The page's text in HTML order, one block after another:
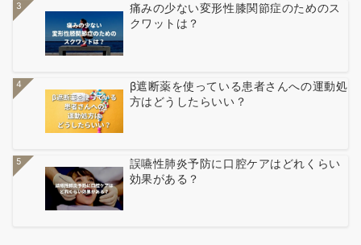
3
痛みの少ない変形性膝関節症のためのス
クワットは？
4
β遮断薬を使っている患者さんへの運動処
方はどうしたらいい？
5
誤嚥性肺炎予防に口腔ケアはどれくらい
効果がある？